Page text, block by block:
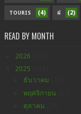
TOURIS (4) ฝ (2)
READ BY MONTH
2026
2025
ธันวาคม
พฤศจิกายน
ตุลาคม